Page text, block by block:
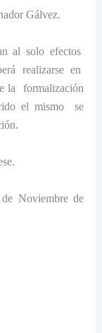
Gálvez.
al solo efectos
realizarse en
la
formalización
el mismo
se
Noviembre de